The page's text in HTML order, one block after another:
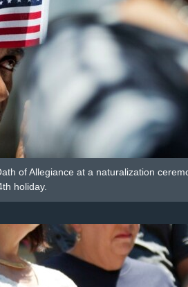
of Allegiance at a naturalization
holiday.